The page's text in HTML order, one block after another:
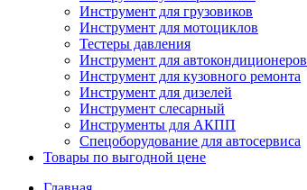
Инструмент для грузовиков
Инструмент для мотоциклов
Тестеры давления
Инструмент для автокондиционеров
Инструмент для кузовного ремонта
Инструмент для дизелей
Инструмент слесарный
Инструменты для АКПП
Спецоборудование для автосервиса
Товары по выгодной цене